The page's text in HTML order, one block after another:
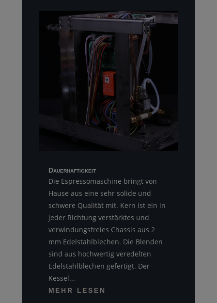
Dauerhaftigkeit
Die Espressomaschine bringt von
Hause aus eine sehr solide und
schwere Qualität mit. Kern ist ein in
jeder Richtung verstärktes und
verwindungsfreies Chassis aus 2
mm Edelstahlblechen. Die Blenden
sind aus hochwertig veredelten
Edelstahlblechen gefertigt. Der
Kessel...
MEHR LESEN